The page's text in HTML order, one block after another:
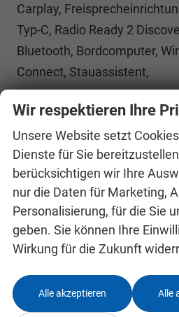
Carplay,
Typ-C, Radio Ready 2
Bluetooth, Bordcomputer,
Connect, Stauassistent,
Ambiente-Beleuchtung
Armlehnen
Fensterheber
Gepäckraumabtrennung
Klimatisierung
Lenkrad
in Leder, höhenverstellbar, mit
Schaltwippen
Isofix (Kindersitzbefestigung),
Sitzheizung, Sportsitze, Isofix
Sitze: Lordosenstütze
Wir respektieren Ihre
Unsere Website setzt
Dienste für Sie
berücksichtigen wir Ihre
nur die Daten für Marketing,
Personalisierung, für die Sie
geben. Sie können Ihre
Wirkung für die Zukunft
Alle akzeptieren Alle